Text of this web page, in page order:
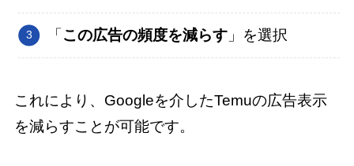
「この広告の頻度を減らす 」を選択
これにより、Googleを介したTemuの広告表示
を減らすことが可能です。